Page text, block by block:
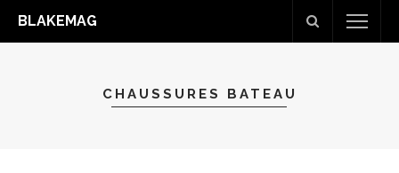
BLAKEMAG
CHAUSSURES BATEAU